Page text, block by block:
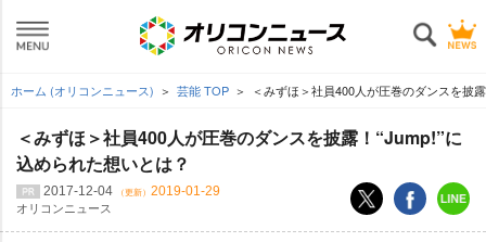
ホーム (オリコンニュース) 芸能 TOP ＜みずほ＞社員400人が圧巻のダンスを披
＜みずほ＞社員400人が圧巻のダンスを披露！“Jump!”に
込められた想いとは？
2017-12-04 （更新） 2019-01-29
オリコンニュース